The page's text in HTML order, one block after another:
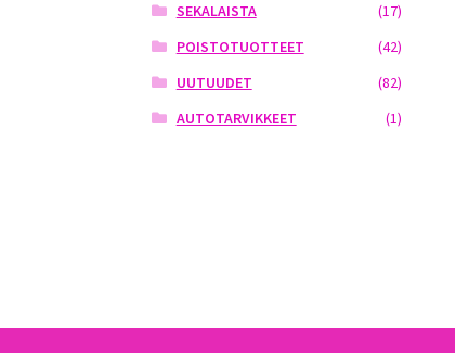
SEKALAISTA
(17)
POISTOTUOTTEET
(42)
UUTUUDET
(82)
AUTOTARVIKKEET
(1)